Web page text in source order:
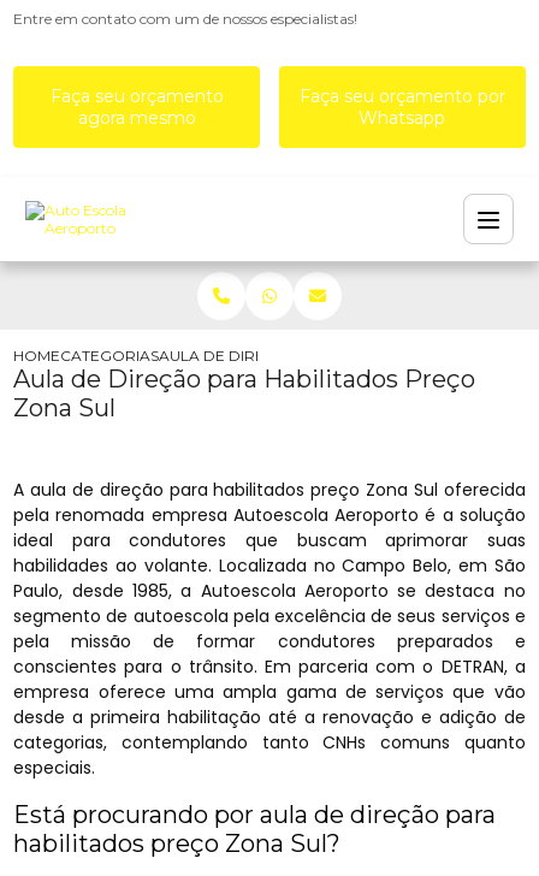
Entre em contato com um de nossos especialistas!
Faça seu orçamento
agora mesmo
Faça seu orçamento por
Whatsapp
HOMECATEGORIASAULA DE DIREÇÃO PARA HABILITADOS PREÇO
Aula de Direção para Habilitados Preço
Zona Sul
A aula de direção para habilitados preço Zona Sul oferecida
pela renomada empresa Autoescola Aeroporto é a solução
ideal para condutores que buscam aprimorar suas
habilidades ao volante. Localizada no Campo Belo, em São
Paulo, desde 1985, a Autoescola Aeroporto se destaca no
segmento de autoescola pela excelência de seus serviços e
pela missão de formar condutores preparados e
conscientes para o trânsito. Em parceria com o DETRAN, a
empresa oferece uma ampla gama de serviços que vão
desde a primeira habilitação até a renovação e adição de
categorias, contemplando tanto CNHs comuns quanto
especiais.
Está procurando por aula de direção para
habilitados preço Zona Sul?